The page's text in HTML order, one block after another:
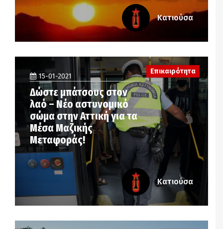
Κατιούσα
15-01-2021
Δώστε μπάτσους στον
λαό – Νέο αστυνομικό
σώμα στην Αττική για τα
Μέσα Μαζικής
Μεταφοράς!
Επικαιρότητα
Κατιούσα